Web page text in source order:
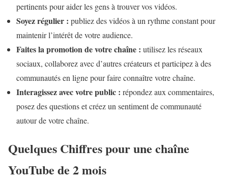
pertinents pour aider les gens à trouver vos vidéos.
Soyez régulier : publiez des vidéos à un rythme constant pour
maintenir l’intérêt de votre audience.
Faites la promotion de votre chaîne : utilisez les réseaux
sociaux, collaborez avec d’autres créateurs et participez à des
communautés en ligne pour faire connaître votre chaîne.
Interagissez avec votre public : répondez aux commentaires,
posez des questions et créez un sentiment de communauté
autour de votre chaîne.
Quelques Chiffres pour une chaîne
YouTube de 2 mois